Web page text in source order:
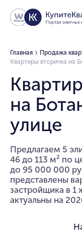
Главная Продажа
Квартиры вторичка на
на
улице
Предлагаем 5
46 до 113 м² по
до 95 000 000
представлены
застройщика в
актуальны на